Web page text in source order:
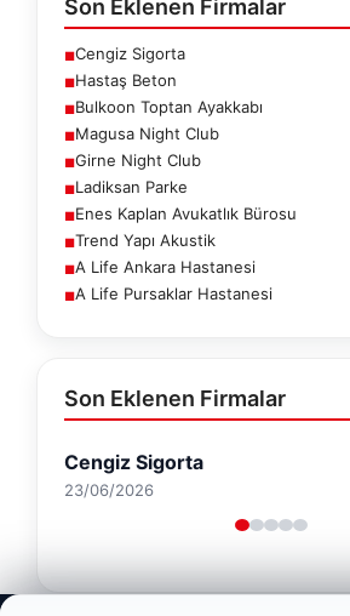
Son Eklenen Firmalar
■Cengiz Sigorta
■Hastaş Beton
■Bulkoon Toptan Ayakkabı
■Magusa Night Club
■Girne Night Club
■Ladiksan Parke
■Enes Kaplan Avukatlık Bürosu
■Trend Yapı Akustik
■A Life Ankara Hastanesi
■A Life Pursaklar Hastanesi
Son Eklenen Firmalar
Hastaş Beton
26/05/2026